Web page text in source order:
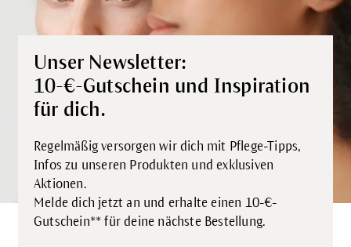
Unser Newsletter:
10-€-Gutschein und Inspiration
für dich.
Regelmäßig versorgen wir dich mit Pflege-Tipps,
Infos zu unseren Produkten und exklusiven
Aktionen.
Melde dich jetzt an und erhalte einen 10-€-
Gutschein** für deine nächste Bestellung.